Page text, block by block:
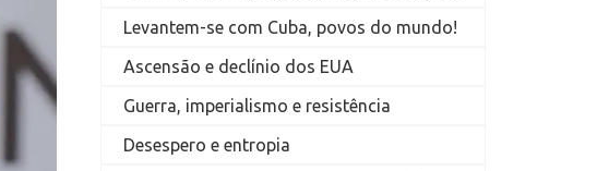
Levantem-se com Cuba, povos do mundo!
Ascensão e declínio dos EUA
Guerra, imperialismo e resistência
Desespero e entropia